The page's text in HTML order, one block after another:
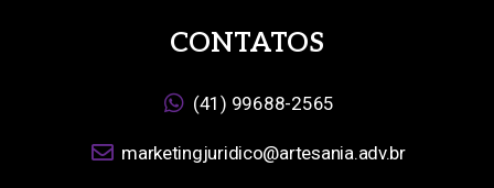
CONTATOS
(41) 99688-2565
marketingjuridico@artesania.adv.br